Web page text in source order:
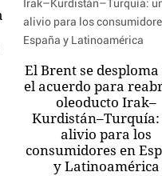
El Brent se
el acuerdo para
oleoducto Irak–
alivio para los
consumidores en
y Latinoamérica